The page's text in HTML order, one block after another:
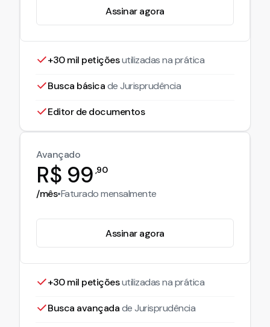
Assinar agora
+30 mil petiçõesutilizadas na prática
Busca básicade Jurisprudência
Editor de documentos
Avançado
R$ 99 ,90
/mês•Faturadomensalmente
Assinar agora
+30 mil petiçõesutilizadas na prática
Busca avançadade Jurisprudência